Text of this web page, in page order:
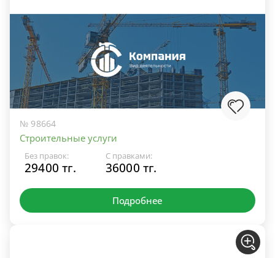
№ 98664
Строительные услуги
Без правок:
29400 тг.
С правками:
36000 тг.
Подробнее